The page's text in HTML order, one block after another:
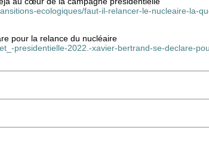
ecologiques/faut-il-relancer-le-nucleaire-la-
pour la relance du nucléaire
presidentielle-2022.-xavier-bertrand-se-declare-